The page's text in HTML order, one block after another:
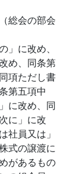
総会の部会
に改め、
め、同条第
項ただし書
第五項中
に改め、同
に」に改
社員又は」
式の譲渡に
があるもの